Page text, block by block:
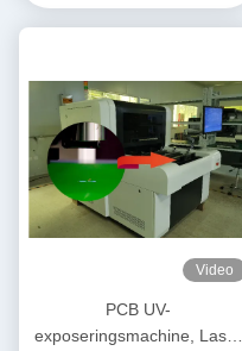
Video
PCB UV-
exposeringsmachine, Laser